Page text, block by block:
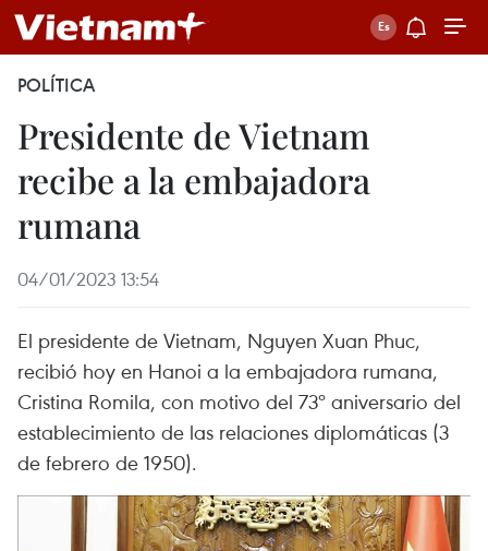
POLÍTICA
Presidente de Vietnam
recibe a la embajadora
rumana
04/01/2023 13:54
El presidente de Vietnam, Nguyen Xuan Phuc,
recibió hoy en Hanoi a la embajadora rumana,
Cristina Romila, con motivo del 73º aniversario del
establecimiento de las relaciones diplomáticas (3
de febrero de 1950).